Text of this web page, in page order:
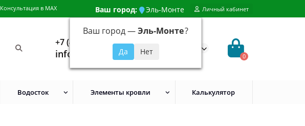
Консультация в MAX Ваш город: Эль-Монте
Ваш город —Эль-Монте?
Личный кабинет
+7 (499) 648-92-94
info@evroshtaketnikmoskva.ru 0
Водосток Элементы кровли Калькулятор